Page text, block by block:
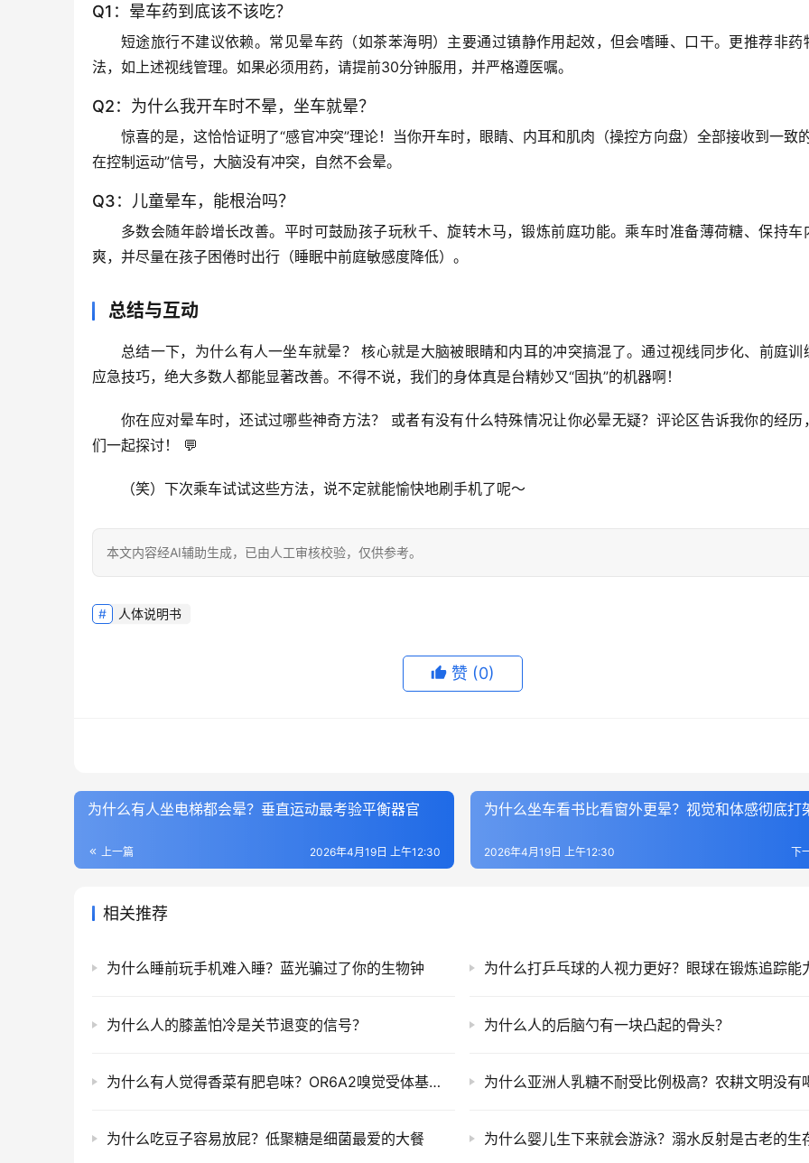
Q1：晕车药到底该不该吃？
短途旅行不建议依赖。常见晕车药（如茶苯海明）主要通过镇静作用起效，但会嗜睡、口干。 更推荐非药
法，如上述视线管理。如果必须用药，请提前30分钟服用，并严格遵医嘱。
Q2：为什么我开车时不晕，坐车就晕？
惊喜的是，这恰恰证明了“感官冲突”理论！ 当你开车时，眼睛、内耳和肌肉（操控方向盘）全部接收到一致
在控制运动”信号，大脑没有冲突，自然不会晕。
Q3：儿童晕车，能根治吗？
多数会随年龄增长改善。平时可鼓励孩子玩秋千、旋转木马，锻炼前庭功能。乘车时准备薄荷糖、保持车
爽，并尽量在孩子困倦时出行（睡眠中前庭敏感度降低）。
总结与互动
总结一下， 为什么有人一坐车就晕？ 核心就是大脑被眼睛和内耳的冲突搞混了。通过视线同步化、前庭训
应急技巧，绝大多数人都能显著改善。不得不说，我们的身体真是台精妙又“固执”的机器啊！
你在应对晕车时，还试过哪些神奇方法？ 或者有没有什么特殊情况让你必晕无疑？ 评论区告诉我你的经历
们一起探讨！
💬
（笑）下次乘车试试这些方法，说不定就能愉快地刷手机了呢～
本文内容经AI辅助生成，已由人工审核校验，仅供参考。
人体说明书
赞 (0)
为什么有人坐电梯都会晕？垂直运动最考验平衡器官
上一篇 2026年4月19日 上午12:30
为什么坐车看书比看窗外更晕？视觉和体感彻底打
下
2026年4月19日 上午12:30
相关推荐
为什么睡前玩手机难入睡？蓝光骗过了你的生物钟 为什么打乒乓球的人视力更好？眼球在锻炼追踪能
为什么人的膝盖怕冷是关节退变的信号？ 为什么人的后脑勺有一块凸起的骨头？
为什么有人觉得香菜有肥皂味？OR6A2嗅觉受体基因的常见变异
为什么吃豆子容易放屁？低聚糖是细菌最爱的大餐